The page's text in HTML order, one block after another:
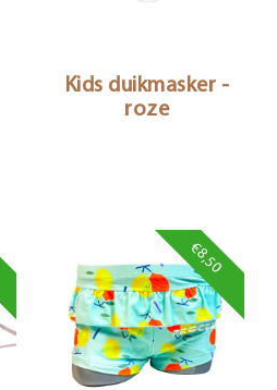
Kids duikmasker -
roze
€8,50